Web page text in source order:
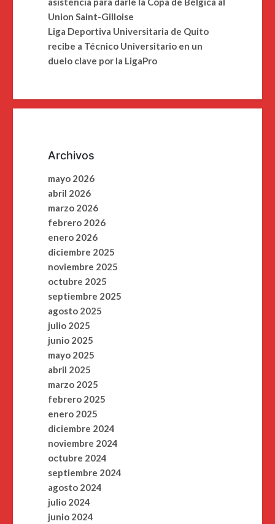
Union Saint-Gilloise
Liga Deportiva Universitaria de Quito
recibe a Técnico Universitario en un
duelo clave por la LigaPro
Archivos
mayo 2026
abril 2026
marzo 2026
febrero 2026
enero 2026
diciembre 2025
noviembre 2025
octubre 2025
septiembre 2025
agosto 2025
julio 2025
junio 2025
mayo 2025
abril 2025
marzo 2025
febrero 2025
enero 2025
diciembre 2024
noviembre 2024
octubre 2024
septiembre 2024
agosto 2024
julio 2024
junio 2024